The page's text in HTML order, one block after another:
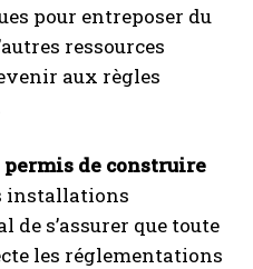
pour entreposer du
ressources
aux règles
permis de construire
installations
de s’assurer que toute
les réglementations